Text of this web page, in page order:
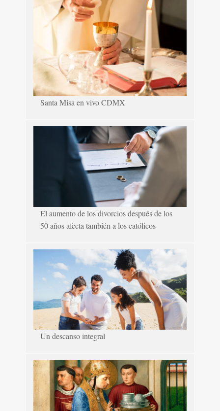
Santa Misa en vivo CDMX
El aumento de los divorcios después de los
50 años afecta también a los católicos
Un descanso integral